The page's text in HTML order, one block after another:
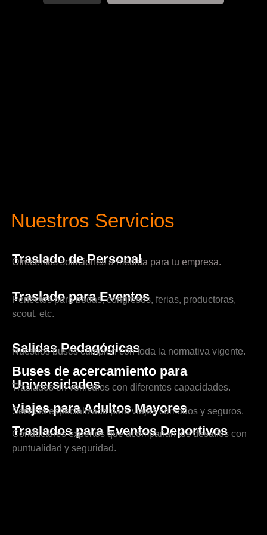
Nuestros Servicios
Traslado de Personal
Ofrecemos soluciones a medida para tu empresa.
Traslado para Eventos
Perfectos para bodas, congresos, ferias, productoras,
scout, etc.
Salidas Pedagógicas
Nuestros buses cumplen con toda la normativa vigente.
Buses de acercamiento para
Universidades
Traslados en vehículos con diferentes capacidades.
Viajes para Adultos Mayores
Servicio especializado para viajes cómodos y seguros.
Traslados para Eventos Deportivos
Conductores expertos que acompañan tus desafíos con
puntualidad y seguridad.